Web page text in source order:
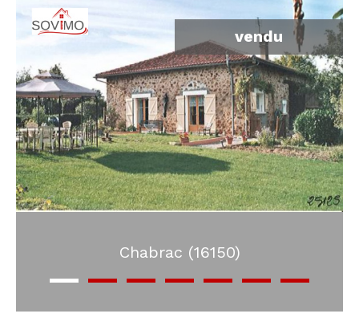
vendu
Chabrac (16150)